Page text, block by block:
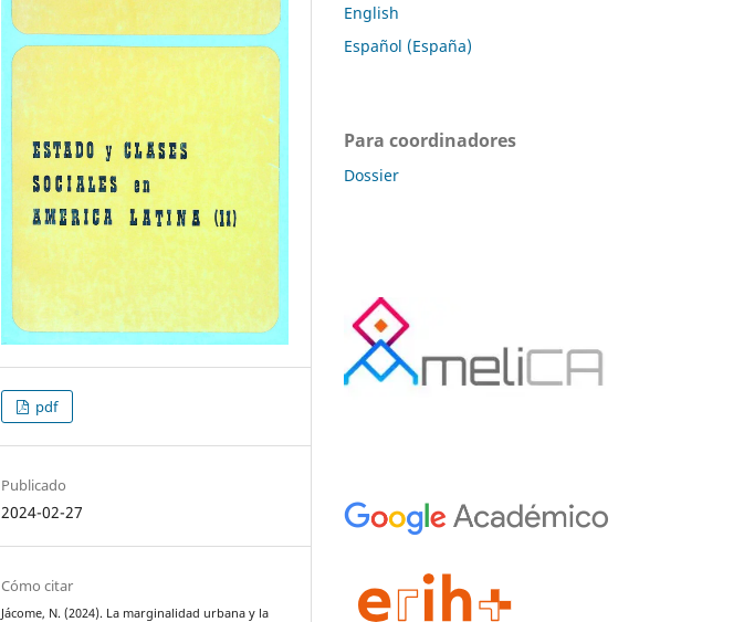
pdf
Publicado
2024-02-27
Cómo citar
Jácome, N. (2024). La marginalidad urbana y la
English
Español (España)
Para coordinadores
Dossier